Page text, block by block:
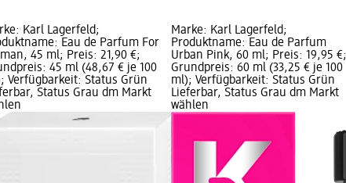
Karl Lagerfeld;
Eau de Parfum For
45 ml; Preis: 21,90 €;
45 ml (48,67 € je 100
Verfügbarkeit: Status Grün
Status Grau dm Markt
Marke: Karl Lagerfeld;
Produktname: Eau de Parfum
Urban Pink, 60 ml; Preis: 19,95 €;
Grundpreis: 60 ml (33,25 € je 100
ml); Verfügbarkeit: Status Grün
Lieferbar, Status Grau dm Markt
wählen